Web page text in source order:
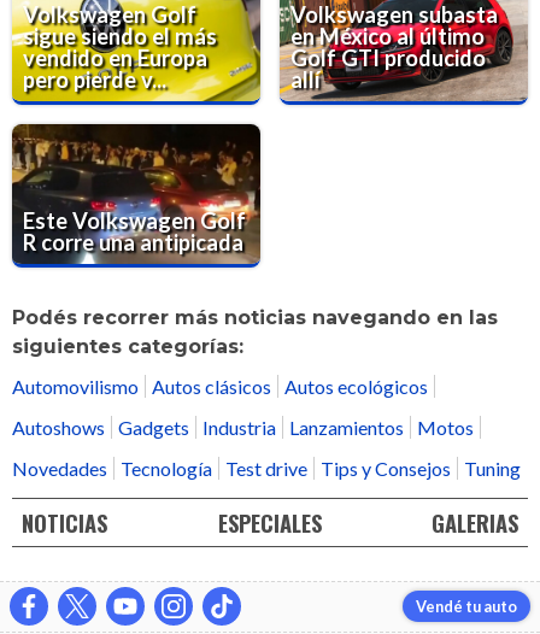
Volkswagen Golf
sigue siendo el más
vendido en Europa
pero pierde v...
Volkswagen subasta
en México al último
Golf GTI producido
allí
Este Volkswagen Golf
R corre una antipicada
Podés recorrer más noticias navegando en las
siguientes categorías:
Automovilismo Autos clásicos
Autos ecológicos
Autoshows
Gadgets Industria Lanzamientos
Motos
Novedades
Tecnología Test drive Tips y Consejos Tuning
NOTICIAS ESPECIALES GALERIAS
Vendé tu auto